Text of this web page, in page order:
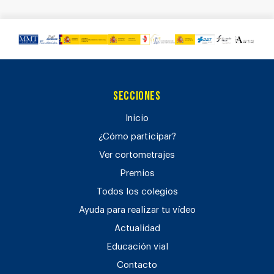
Secciones
Inicio
¿Cómo participar?
Ver cortometrajes
Premios
Todos los colegios
Ayuda para realizar tu vídeo
Actualidad
Educación vial
Contacto